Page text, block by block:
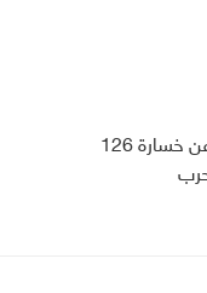
حكومة اليمن تعلن عن خسارة 126